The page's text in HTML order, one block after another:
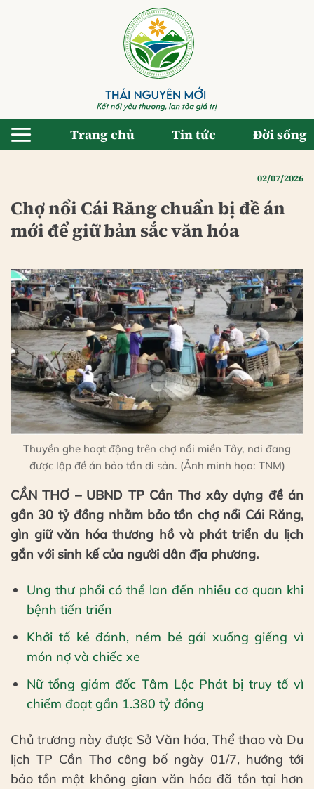
Trang chủ Tin tức Đời sống
02/07/2026
Chợ nổi Cái Răng chuẩn bị đề án
mới để giữ bản sắc văn hóa
Thuyền ghe hoạt động trên chợ nổi miền Tây, nơi đang
được lập đề án bảo tồn di sản. (Ảnh minh họa: TNM)
CẦN THƠ – UBND TP Cần Thơ xây dựng đề án
gần 30 tỷ đồng nhằm bảo tồn chợ nổi Cái Răng,
gìn giữ văn hóa thương hồ và phát triển du lịch
gắn với sinh kế của người dân địa phương.
Ung thư phổi có thể lan đến nhiều cơ quan khi
bệnh tiến triển
Khởi tố kẻ đánh, ném bé gái xuống giếng vì
món nợ và chiếc xe
Nữ tổng giám đốc Tâm Lộc Phát bị truy tố vì
chiếm đoạt gần 1.380 tỷ đồng
Chủ trương này được Sở Văn hóa, Thể thao và Du
lịch TP Cần Thơ công bố ngày 01/7, hướng tới
bảo tồn một không gian văn hóa đã tồn tại hơn